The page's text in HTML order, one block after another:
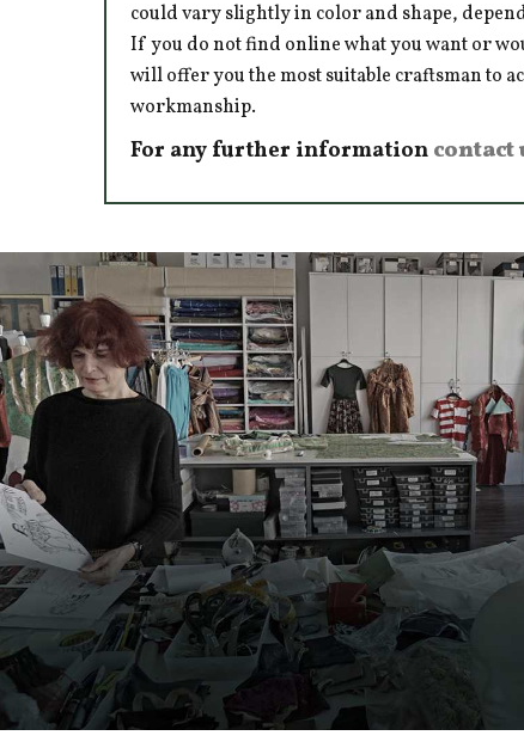
could vary slightly in color and shape,
If you do not find online what you want or
will offer you the most suitable craftsman to
workmanship.
For any further information contact